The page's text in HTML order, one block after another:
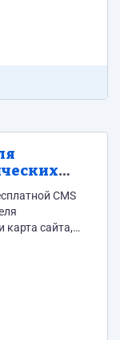
CMS
карта сайта,